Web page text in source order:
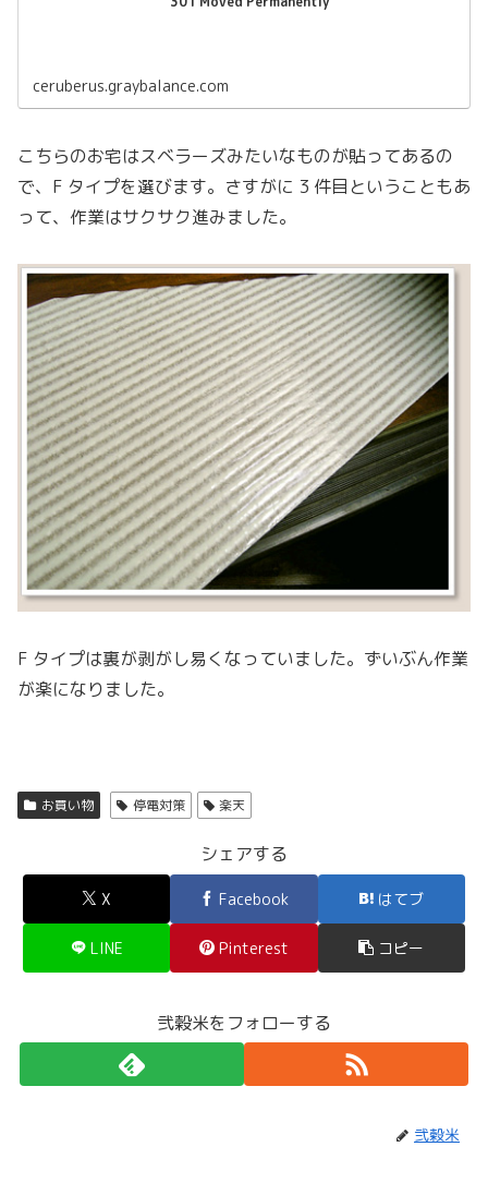
ceruberus.graybalance.com
こちらのお宅はスベラーズみたいなものが貼ってあるの
で、F タイプを選びます。さすがに 3 件目ということもあ
って、作業はサクサク進みました。
F タイプは裏が剥がし易くなっていました。ずいぶん作業
が楽になりました。
お買い物 停電対策 楽天
シェアする
X Facebook はてブ
LINE Pinterest コピー
弐穀米をフォローする
弐穀米